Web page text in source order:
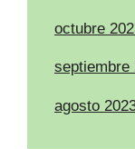
octubre
septiembre
agosto